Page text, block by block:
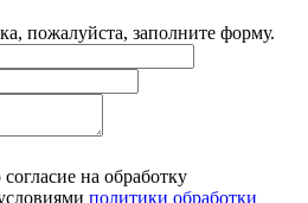
пожалуйста, заполните форму.
на обработку
политики обработки